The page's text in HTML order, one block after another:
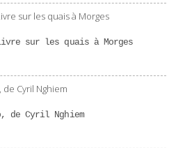
sur les quais à Morges
de Cyril Nghiem